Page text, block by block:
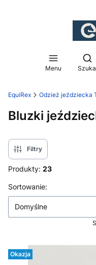
Menu
EquiRex Odzież jeździecka
Bluzki
Filtry
Produkty: 23
Lista produktów
Sortowanie:
Domyślne
Okazja